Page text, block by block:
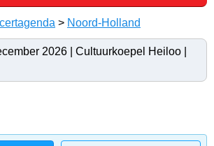
> Noord-Holland
2026 | Cultuurkoepel Heiloo |